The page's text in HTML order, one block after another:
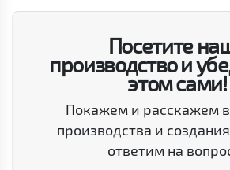
Посетите
производство и
этом сами!
Покажем и расскажем
производства и
ответим на